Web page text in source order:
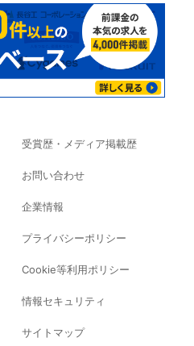
受賞歴・メディア掲載歴
お問い合わせ
企業情報
プライバシーポリシー
Cookie等利用ポリシー
情報セキュリティ
サイトマップ